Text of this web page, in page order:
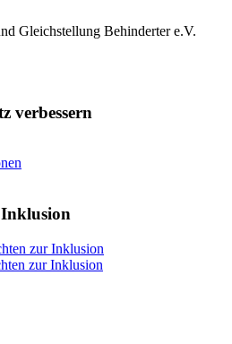
Gleichstellung Behinderter e.V.
verbessern
zur Inklusion
zur Inklusion